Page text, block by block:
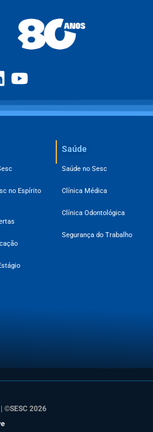
no Espírito
Saúde
Saúde no Sesc
Clínica Médica
Clínica Odontológica
Segurança do Trabalho
©SESC 2026